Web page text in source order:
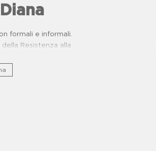
formali e informali.
Resistenza alla
per scuole.